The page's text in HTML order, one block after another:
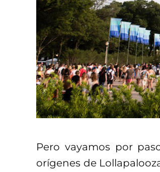
Pero vayamos por
orígenes de